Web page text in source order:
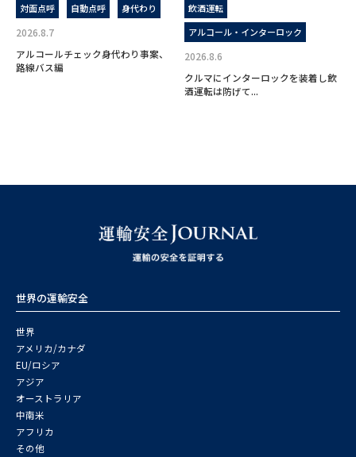
対面点呼 自動点呼 身代わり
2026.8.7
アルコールチェック身代わり事案、
路線バス編
飲酒運転
アルコール・インターロック
2026.8.6
クルマにインターロックを装着し飲
酒運転は防げて...
世界の運輸安全
世界
アメリカ/カナダ
EU/ロシア
アジア
オーストラリア
中南米
アフリカ
その他